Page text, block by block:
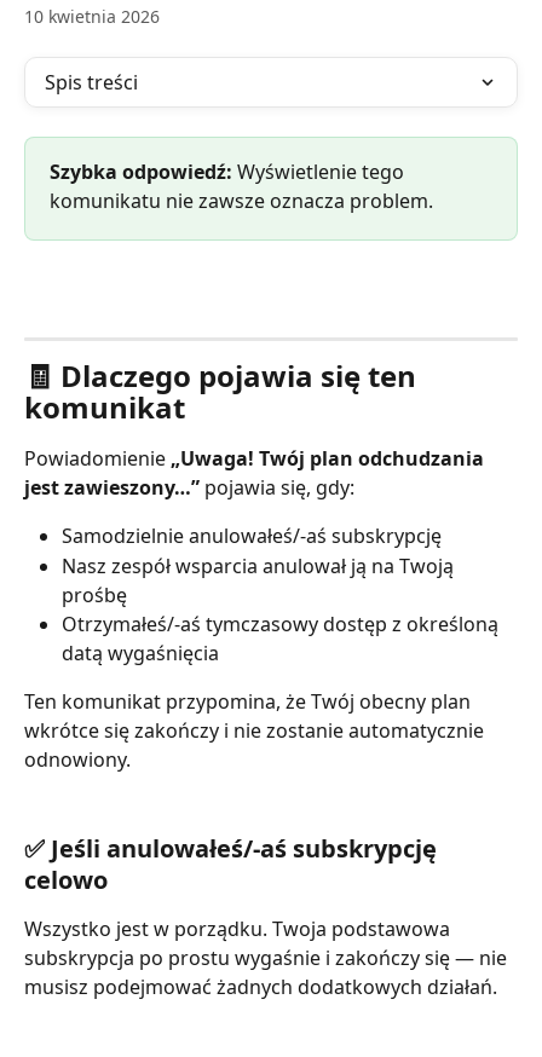
10 kwietnia 2026
Spis treści
Szybka odpowiedź: Wyświetlenie tego
komunikatu nie zawsze oznacza problem.
🧾 Dlaczego pojawia się ten
komunikat
Powiadomienie „Uwaga! Twój plan odchudzania
jest zawieszony…” pojawia się, gdy:
Samodzielnie anulowałeś/-aś subskrypcję
Nasz zespół wsparcia anulował ją na Twoją
prośbę
Otrzymałeś/-aś tymczasowy dostęp z określoną
datą wygaśnięcia
Ten komunikat przypomina, że Twój obecny plan
wkrótce się zakończy i nie zostanie automatycznie
odnowiony.
✅ Jeśli anulowałeś/-aś subskrypcję
celowo
Wszystko jest w porządku. Twoja podstawowa
subskrypcja po prostu wygaśnie i zakończy się — nie
musisz podejmować żadnych dodatkowych działań.